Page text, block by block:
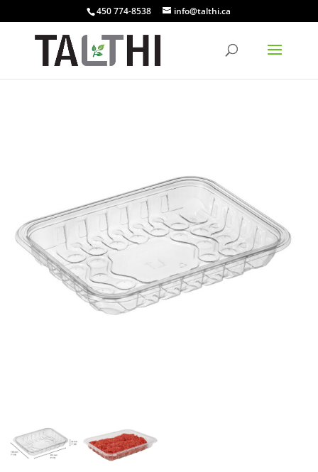
450 774-8538 info@talthi.ca